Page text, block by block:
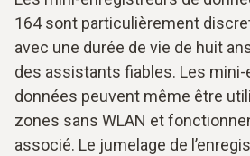
164 sont particulièrement
avec une durée de vie de huit
des assistants fiables. Les
données peuvent même être
zones sans WLAN et
associé. Le jumelage de